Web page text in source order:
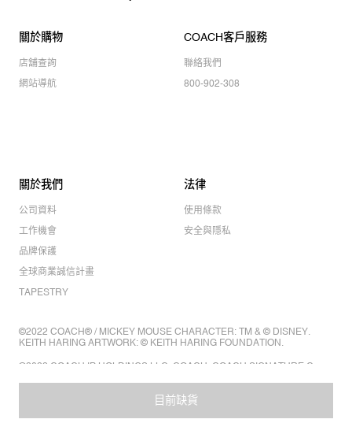
目前缺貨
關於購物
店舖查詢
網站導航
COACH客戶服務
聯絡我們
800-902-308
關於我們
公司資料
工作機會
品牌保護
全球商業誠信計畫
TAPESTRY
法律
使用條款
安全與隱私
©2022 COACH® / MICKEY MOUSE CHARACTER: TM & © DISNEY.
KEITH HARING ARTWORK: © KEITH HARING FOUNDATION.
©2022 COACH IP HOLDINGS LLC. COACH, COACH SIGNATURE C